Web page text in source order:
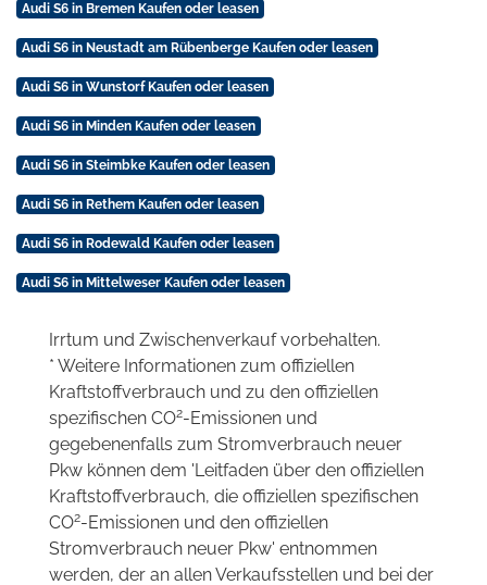
Audi S6 in Bremen Kaufen oder leasen
Audi S6 in Neustadt am Rübenberge Kaufen oder leasen
Audi S6 in Wunstorf Kaufen oder leasen
Audi S6 in Minden Kaufen oder leasen
Audi S6 in Steimbke Kaufen oder leasen
Audi S6 in Rethem Kaufen oder leasen
Audi S6 in Rodewald Kaufen oder leasen
Audi S6 in Mittelweser Kaufen oder leasen
Irrtum und Zwischenverkauf vorbehalten.
* Weitere Informationen zum offiziellen
Kraftstoffverbrauch und zu den offiziellen
spezifischen CO2-Emissionen und
gegebenenfalls zum Stromverbrauch neuer
Pkw können dem 'Leitfaden über den offiziellen
Kraftstoffverbrauch, die offiziellen spezifischen
CO2-Emissionen und den offiziellen
Stromverbrauch neuer Pkw' entnommen
werden, der an allen Verkaufsstellen und bei der